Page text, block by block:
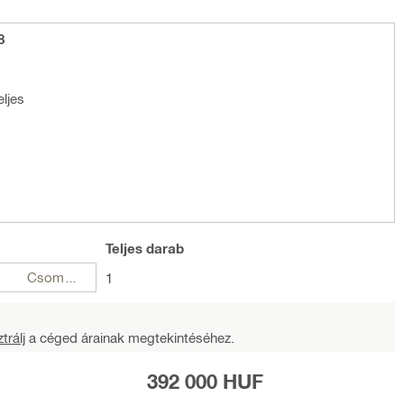
Teljes darab
1
a céged árainak megtekintéséhez.
392 000 HUF